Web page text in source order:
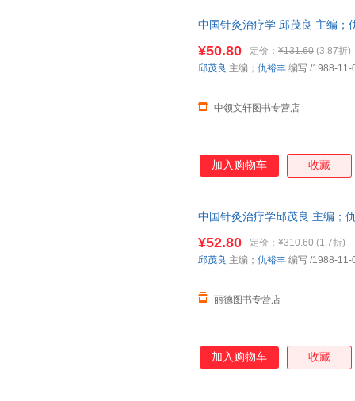
中国针灸治疗学 邱茂良 主编；
¥50.80 定价： ¥131.60 (3.87折)
中领文轩图书专营店
邱茂良 主编； 仇裕丰 编写 /1988-11-
加入购物车 收藏
中国针灸治疗学邱茂良 主编；
¥52.80 定价： ¥310.60 (1.7折)
丽德图书专营店
邱茂良 主编； 仇裕丰 编写 /1988-11-
加入购物车 收藏